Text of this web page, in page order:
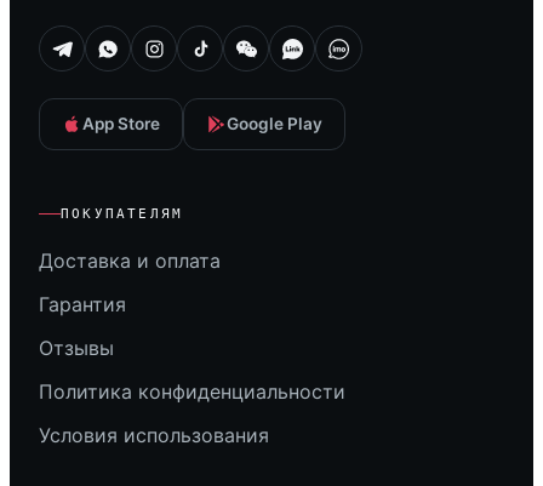
App Store Google Play
ПОКУПАТЕЛЯМ
Доставка и оплата
Гарантия
Отзывы
Политика конфиденциальности
Условия использования